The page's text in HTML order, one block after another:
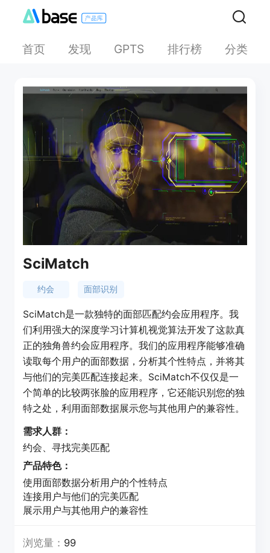
首页 发现 GPTS 排行榜 分类
SciMatch
约会 面部识别
SciMatch是一款独特的面部匹配约会应用程序。我
们利用强大的深度学习计算机视觉算法开发了这款真
正的独角兽约会应用程序。我们的应用程序能够准确
读取每个用户的面部数据，分析其个性特点，并将其
与他们的完美匹配连接起来。SciMatch不仅仅是一
个简单的比较两张脸的应用程序，它还能识别您的独
特之处，利用面部数据展示您与其他用户的兼容性。
需求人群：
约会、寻找完美匹配
产品特色：
使用面部数据分析用户的个性特点
连接用户与他们的完美匹配
展示用户与其他用户的兼容性
浏览量： 99